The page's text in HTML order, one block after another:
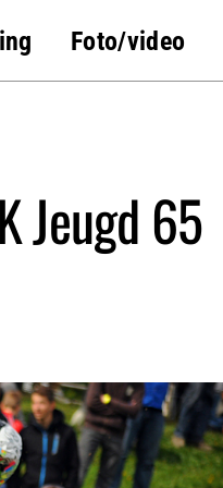
Foto/video
Jeugd 65